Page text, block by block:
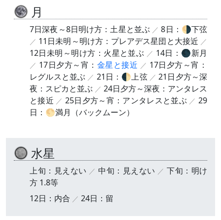
月
7日深夜～8日明け方：土星と並ぶ
8日：🌗下弦
11日未明～明け方：プレアデス星団と大接近
12日未明～明け方：火星と並ぶ
14日：🌑新月
17日夕方～宵： 金星と接近
17日夕方～宵：
レグルスと並ぶ
21日：🌓上弦
21日夕方～深
夜：スピカと並ぶ
24日夕方～深夜：アンタレス
と接近
25日夕方～宵：アンタレスと並ぶ
29
日：🌕満月（バックムーン）
水星
上旬：見えない 中旬：見えない
下旬：明け
方 1.8等
12日：内合
24日：留